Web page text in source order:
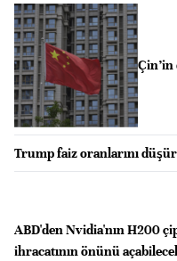
Çin’in
Trump faiz oranlarını
ABD'den Nvidia'nın H200
ihracatının önünü